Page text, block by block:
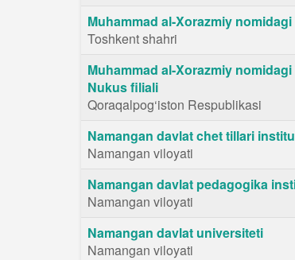
Muhammad al-Xorazmiy
Toshkent shahri
Muhammad al-Xorazmiy
Nukus filiali
Qoraqalpog‘iston Respublikasi
Namangan davlat chet tillari
Namangan viloyati
Namangan davlat pedagogika
Namangan viloyati
Namangan davlat universiteti
Namangan viloyati